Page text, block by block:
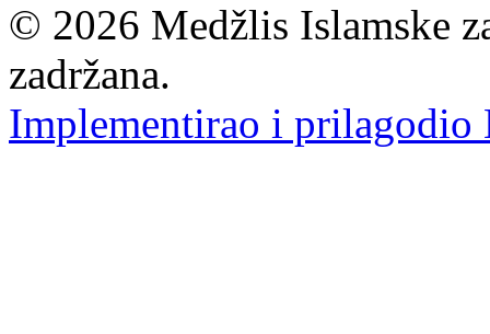
© 2026 Medžlis Islamske
zadržana.
Implementirao i prilagodio